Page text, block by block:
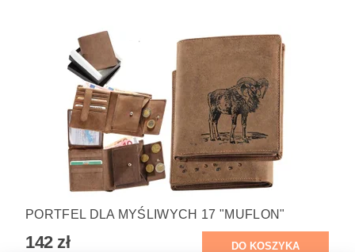
PORTFEL DLA MYŚLIWYCH 17 "MUFLON"
142 zł